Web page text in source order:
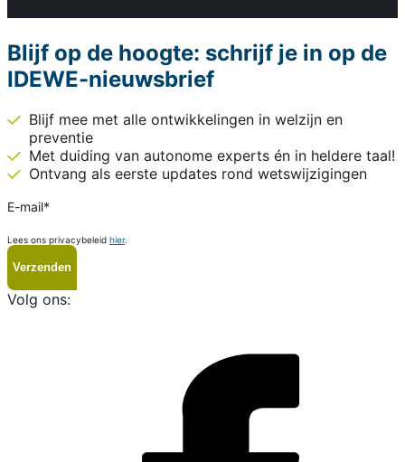
Blijf op de hoogte: schrijf je in op de
IDEWE-nieuwsbrief
Blijf mee met alle ontwikkelingen in welzijn en
preventie
Met duiding van autonome experts én in heldere taal!
Ontvang als eerste updates rond wetswijzigingen
E-mail*
Lees ons privacybeleid hier.
Volg ons: